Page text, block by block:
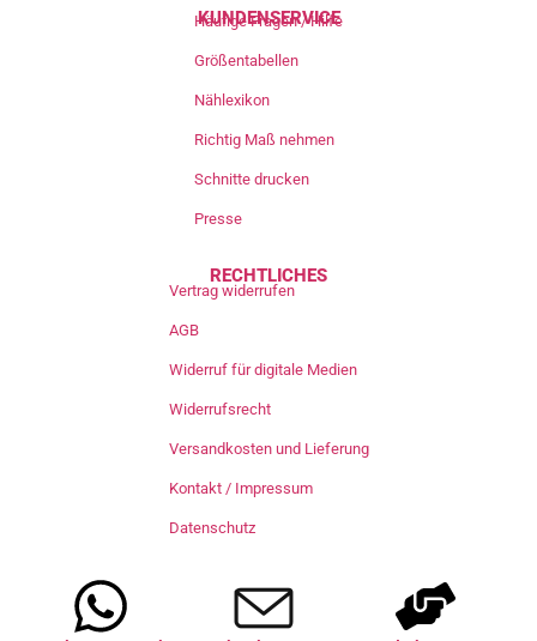
KUNDENSERVICE
Häufige Fragen / Hilfe
Größentabellen
Nählexikon
Richtig Maß nehmen
Schnitte drucken
Presse
RECHTLICHES
Vertrag widerrufen
AGB
Widerruf für digitale Medien
Widerrufsrecht
Versandkosten und Lieferung
Kontakt / Impressum
Datenschutz